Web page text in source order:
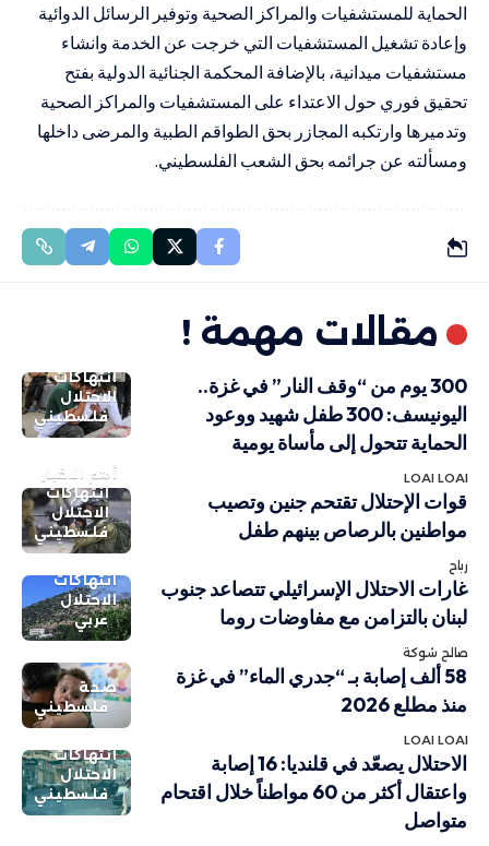
الحماية للمستشفيات والمراكز الصحية وتوفير الرسائل الدوائية
وإعادة تشغيل المستشفيات التي خرجت عن الخدمة وانشاء
مستشفيات ميدانية، بالإضافة المحكمة الجنائية الدولية بفتح
تحقيق فوري حول الاعتداء على المستشفيات والمراكز الصحية
وتدميرها وارتكبه المجازر بحق الطواقم الطبية والمرضى داخلها
ومسألته عن جرائمه بحق الشعب الفلسطيني.
مقالات مهمة !
انتهاكات
الاحتلال
فلسطيني
300 يوم من “وقف النار” في غزة..
اليونيسف: 300 طفل شهيد ووعود
الحماية تتحول إلى مأساة يومية
LOAI LOAI
أهم الاخبار
انتهاكات
الاحتلال
فلسطيني
قوات الإحتلال تقتحم جنين وتصيب
مواطنين بالرصاص بينهم طفل
رباح
انتهاكات
الاحتلال
عربي
غارات الاحتلال الإسرائيلي تتصاعد جنوب
لبنان بالتزامن مع مفاوضات روما
صالح شوكة
صحة
فلسطيني
58 ألف إصابة بـ “جدري الماء” في غزة
منذ مطلع 2026
LOAI LOAI
انتهاكات
الاحتلال
فلسطيني
الاحتلال يصعّد في قلنديا: 16 إصابة
واعتقال أكثر من 60 مواطناً خلال اقتحام
متواصل